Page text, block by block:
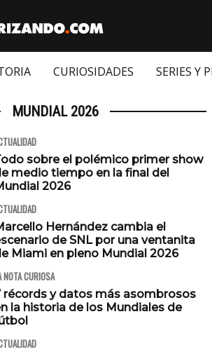
CURIOSIDADES SERIES Y
MUNDIAL 2026
sobre el polémico primer show
medio tiempo en la final del
2026
Hernández cambia el
de SNL por una ventanita
Miami en pleno Mundial 2026
NOTA CURIOSA
récords y datos más asombrosos
la historia de los Mundiales de